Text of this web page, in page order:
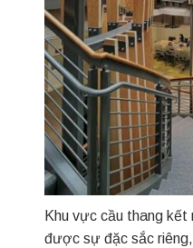
Khu vực cầu thang
được sự đặc sắc